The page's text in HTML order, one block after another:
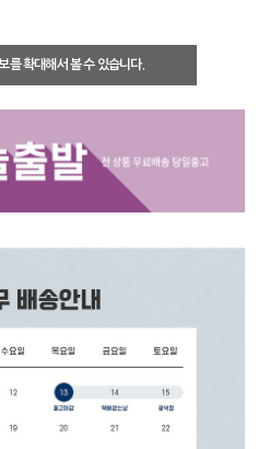
를 확대해서 볼 수 있습니다.